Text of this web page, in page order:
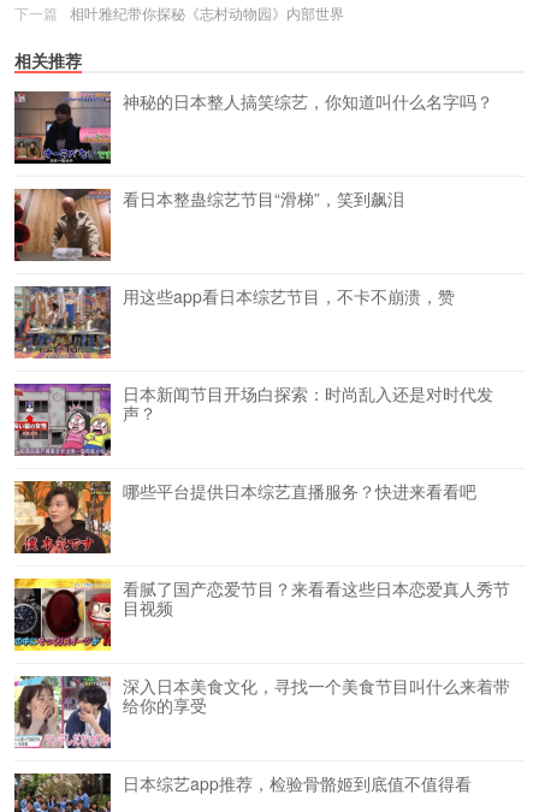
下一篇
相叶雅纪带你探秘《志村动物园》内部世界
相关推荐
神秘的日本整人搞笑综艺，你知道叫什么名字吗？
看日本整蛊综艺节目“滑梯”，笑到飙泪
用这些app看日本综艺节目，不卡不崩溃，赞
日本新闻节目开场白探索：时尚乱入还是对时代发
声？
哪些平台提供日本综艺直播服务？快进来看看吧
看腻了国产恋爱节目？来看看这些日本恋爱真人秀节
目视频
深入日本美食文化，寻找一个美食节目叫什么来着带
给你的享受
日本综艺app推荐，检验骨骼姬到底值不值得看